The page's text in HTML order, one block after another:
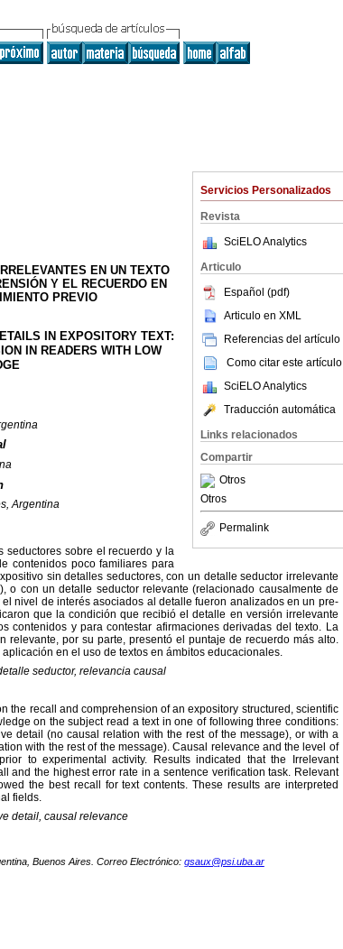
Servicios Personalizados
Revista
SciELO Analytics
Articulo
Español (pdf)
Articulo en XML
Referencias del artículo
Como citar este artículo
SciELO Analytics
Traducción automática
Links relacionados
Compartir
Otros
Otros
Permalink
EN UN TEXTO
Y EL RECUERDO EN
PREVIO
IN EXPOSITORY TEXT:
IN READERS WITH LOW
Argentina
seductores sobre el recuerdo y la
contenidos poco familiares para
sin detalles seductores, con un detalle seductor irrelevante
o con un detalle seductor relevante (relacionado causalmente de
nivel de interés asociados al detalle fueron analizados en un pre-
que la condición que recibió el detalle en versión irrelevante
contenidos y para contestar afirmaciones derivadas del texto. La
relevante, por su parte, presentó el puntaje de recuerdo más alto.
en el uso de textos en ámbitos educacionales.
seductor, relevancia causal
the recall and comprehension of an expository structured, scientific
on the subject read a text in one of following three conditions:
detail (no causal relation with the rest of the message), or with a
with the rest of the message). Causal relevance and the level of
to experimental activity. Results indicated that the Irrelevant
and the highest error rate in a sentence verification task. Relevant
the best recall for text contents. These results are interpreted
fields.
detail, causal relevance
Buenos Aires. Correo Electrónico: gsaux@psi.uba.ar